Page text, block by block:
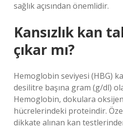
sağlık açısından önemlidir.
Kansızlık kan
çıkar mı?
Hemoglobin seviyesi (HBG)
desilitre başına gram (g/dl)
Hemoglobin, dokulara oksijen
hücrelerindeki proteindir.
dikkate alınan kan